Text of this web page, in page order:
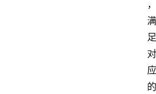
，
满
足
对
应
的